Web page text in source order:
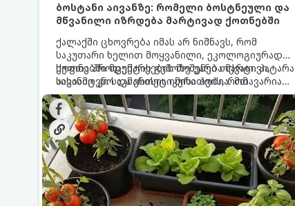
ბოსტანი აივანზე: რომელი ბოსტნეული და
მწვანილი იზრდება მარტივად ქოთნებში
ქალაქში ცხოვრება იმას არ ნიშნავს, რომ
საკუთარი ხელით მოყვანილი, ეკოლოგიურად
სუფთა პროდუქტის გემოზე უარი თქვათ. პატარა
აივანიც კი საკმარისია იმისათვის, რომ
მოიწყოთ მინი-ბოსტანი, საიდანაც
ყოველდღიურად ახალ, არომატულ მწვანილსა
და ბოსტნეულს მოკრეფთ.
ქოთნებში მცენარეების მოშენება მარტივი,
სასიამოვნო და ესთეტიკური ჰობია. მთავარია
იცოდეთ, რომელი კულტურები ეგუებიან
ქოთნის პირობებს ყველაზე კარგად და როგორ
მოუაროთ მათ სწორად.